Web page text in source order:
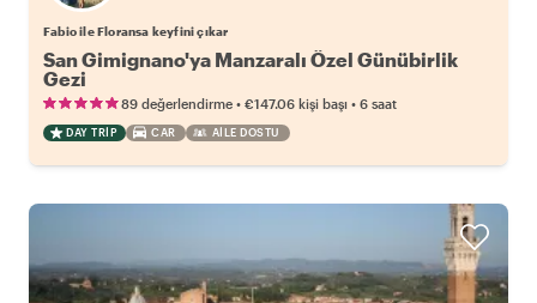
Fabio ile Floransa keyfini çıkar
San Gimignano'ya Manzaralı Özel Günübirlik
Gezi
89 değerlendirme • €147.06 kişi başı • 6 saat
DAY TRIP CAR AILE DOSTU